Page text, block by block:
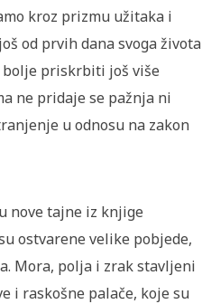
kroz prizmu užitaka i
od prvih dana svoga života
bolje priskrbiti još više
ne pridaje se pažnja ni
u odnosu na zakon
nove tajne iz knjige
ostvarene velike pobjede,
Mora, polja i zrak stavljeni
i raskošne palače, koje su